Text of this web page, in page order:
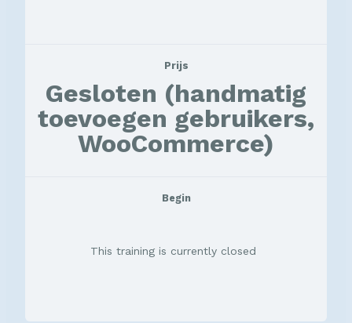
Prijs
Gesloten (handmatig
toevoegen gebruikers,
WooCommerce)
Begin
This training is currently closed